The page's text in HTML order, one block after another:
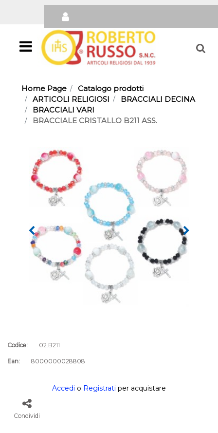
Open
Home Page
Catalogo prodotti
ARTICOLI RELIGIOSI
BRACCIALI DECINA
BRACCIALI VARI
BRACCIALE CRISTALLO B211 ASS.
Codice: 02.B211
Ean: 8000000028808
Accedi o Registrati per acquistare
Condividi